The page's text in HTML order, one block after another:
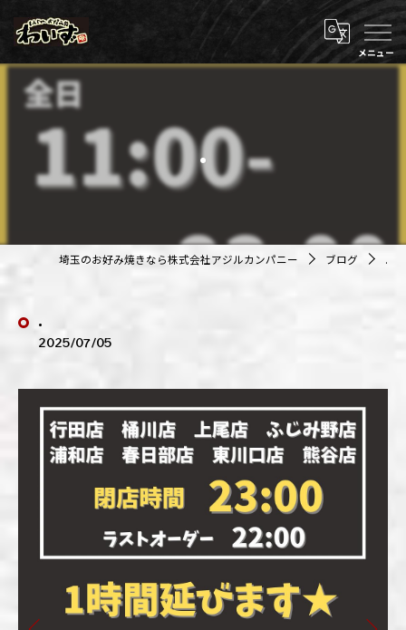
.
埼玉のお好み焼きなら株式会社アジルカンパニー ブログ .
.
2025/07/05